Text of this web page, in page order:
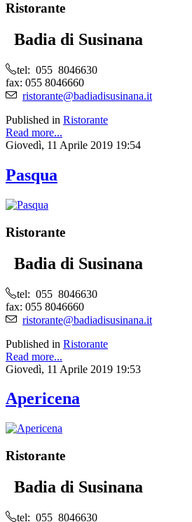
Ristorante
Badia di Susinana
tel: 055 8046630
fax: 055 8046660
ristorante@badiadisusinana.it
Published in Ristorante
Read more...
Giovedì, 11 Aprile 2019 19:54
Pasqua
Ristorante
Badia di Susinana
tel: 055 8046630
fax: 055 8046660
ristorante@badiadisusinana.it
Published in Ristorante
Read more...
Giovedì, 11 Aprile 2019 19:53
Apericena
Ristorante
Badia di Susinana
tel: 055 8046630